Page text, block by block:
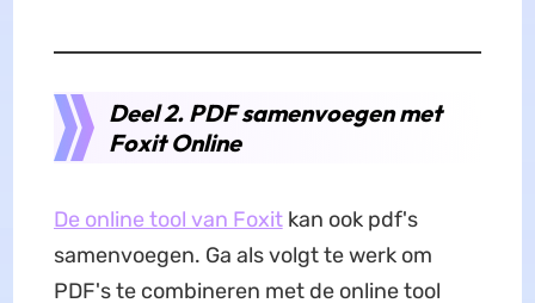
Deel 2. PDF samenvoegen met
Foxit Online
De online tool van Foxitkan ook pdf's
samenvoegen. Ga als volgt te werk om
PDF's te combineren met de online tool